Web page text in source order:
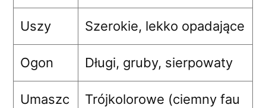
Uszy Szerokie, lekko opadające
Ogon Długi, gruby, sierpowaty
Umaszc
Trójkolorowe (ciemny fau